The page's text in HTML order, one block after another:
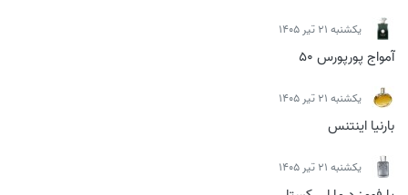
يكشنبه 21 تیر 1405
آمواج پورپورس 50
يكشنبه 21 تیر 1405
بارنیا اینتنس
يكشنبه 21 تیر 1405